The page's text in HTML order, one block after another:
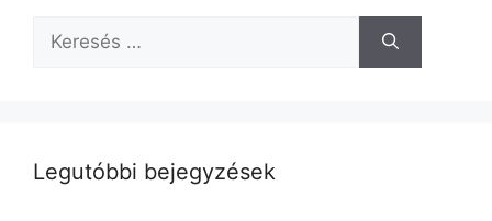
Keresés:
Legutóbbi bejegyzések